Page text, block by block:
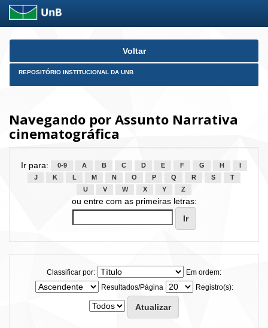
Skip
Voltar
REPOSITÓRIO INSTITUCIONAL DA UNB
Navegando por Assunto Narrativa
cinematográfica
Ir para: 0-9 A B C D E F G H
J
K L M N O P Q R S
T
U
V W X Y Z
ou entre com as primeiras letras:
Classificar por:
Em ordem:
Resultados/Página
Registro(s):